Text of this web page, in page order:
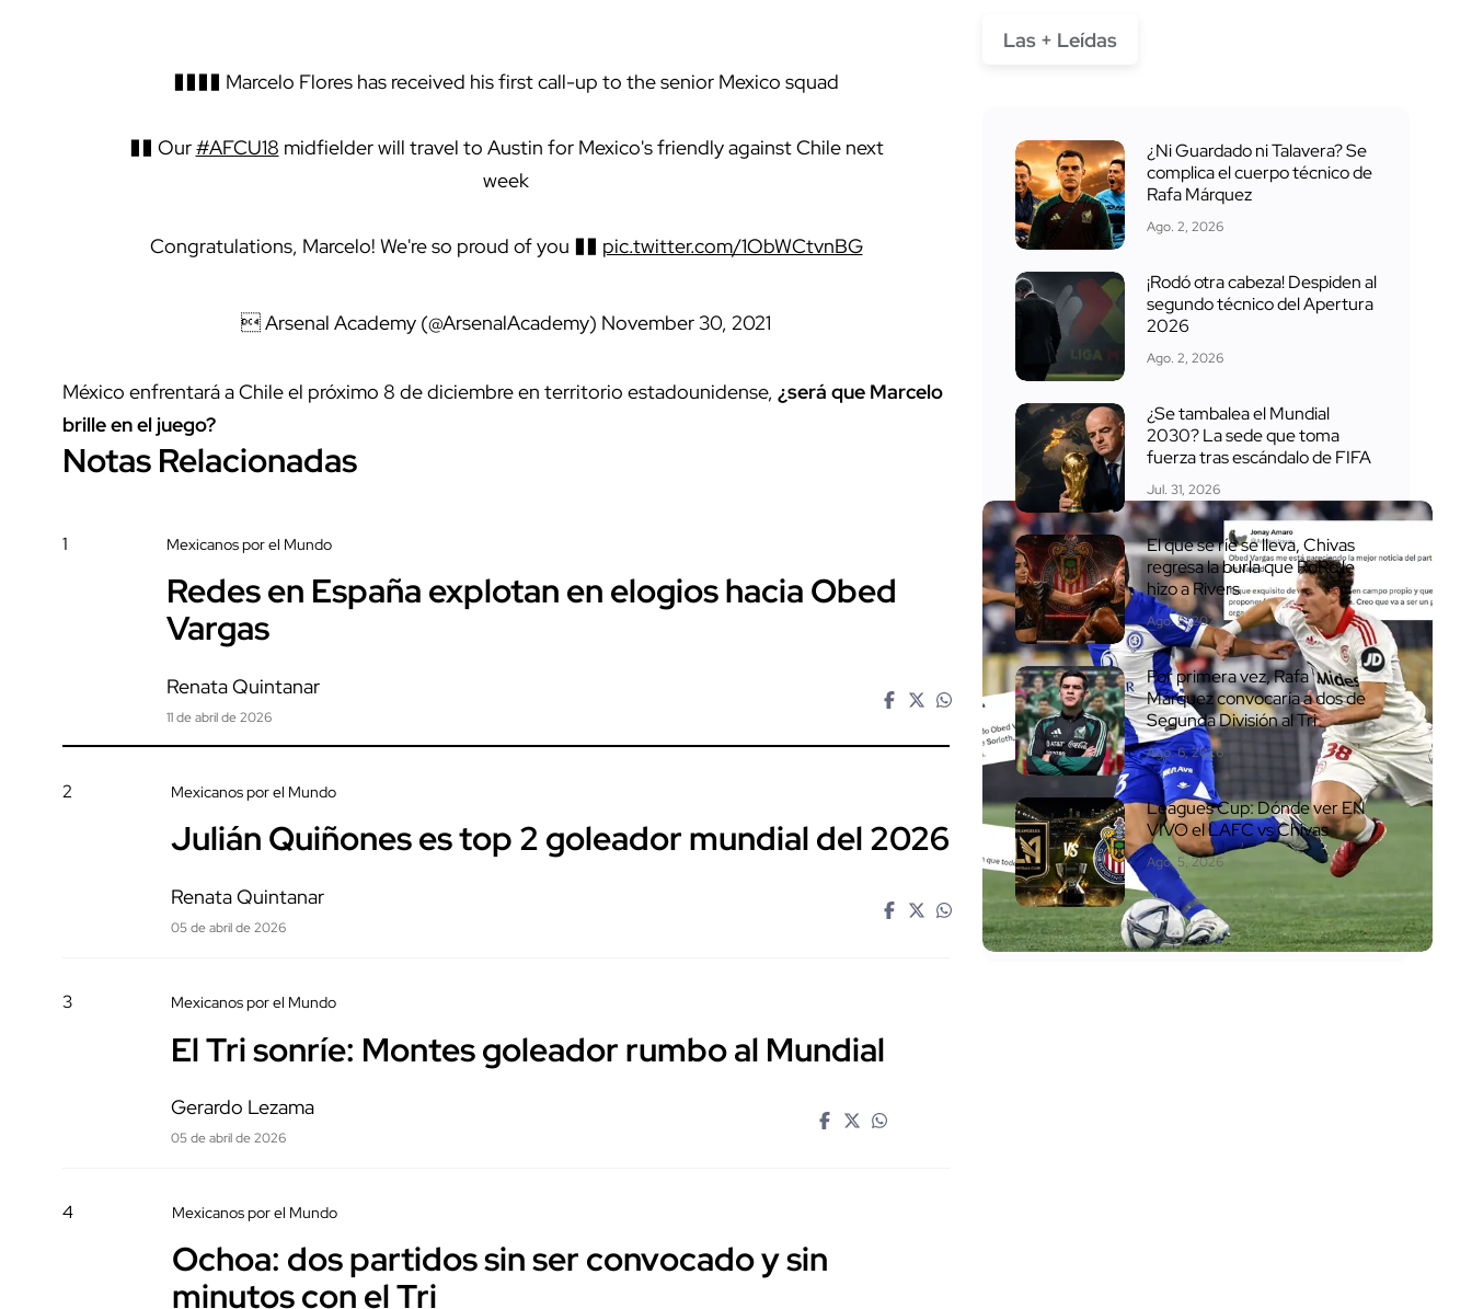
���� Marcelo Flores has received his first call-up to the senior Mexico squad
�� Our#AFCU18 midfielder will travel to Austin for Mexico's friendly against Chile next
week
Congratulations, Marcelo! We're so proud of you �� pic.twitter.com/1ObWCtvnBG
 Arsenal Academy (@ArsenalAcademy) November 30, 2021
México enfrentará a Chile el próximo 8 de diciembre en territorio estadounidense, ¿será que Marcelo
brille en el juego?
Notas Relacionadas
1 Mexicanos por el Mundo
Redes en España explotan en elogios hacia Obed
Vargas
Renata Quintanar
11 de abril de 2026
2 Mexicanos por el Mundo
Julián Quiñones es top 2 goleador mundial del 2026
Renata Quintanar
05 de abril de 2026
3 Mexicanos por el Mundo
El Tri sonríe: Montes goleador rumbo al Mundial
Gerardo Lezama
05 de abril de 2026
4 Mexicanos por el Mundo
Ochoa: dos partidos sin ser convocado y sin
minutos con el Tri
Las + Leídas
¿Ni Guardado ni Talavera? Se
complica el cuerpo técnico de
Rafa Márquez
Ago. 2, 2026
¡Rodó otra cabeza! Despiden al
segundo técnico del Apertura
2026
Ago. 2, 2026
¿Se tambalea el Mundial
2030? La sede que toma
fuerza tras escándalo de FIFA
Jul. 31, 2026
El que se ríe se lleva, Chivas
regresa la burla que RoRo le
hizo a Rivers
Ago. 5, 2026
Por primera vez, Rafa
Márquez convocaría a dos de
Segunda División al Tri
Ago. 6, 2026
Leagues Cup: Dónde ver EN
VIVO el LAFC vs Chivas
Ago. 5, 2026